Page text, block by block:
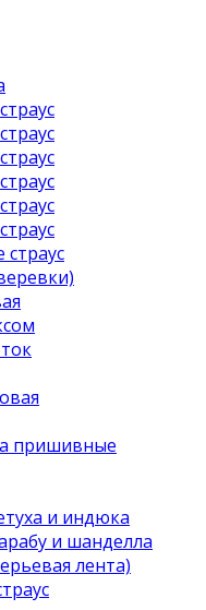
пришивные
и индюка
и шанделла
лента)